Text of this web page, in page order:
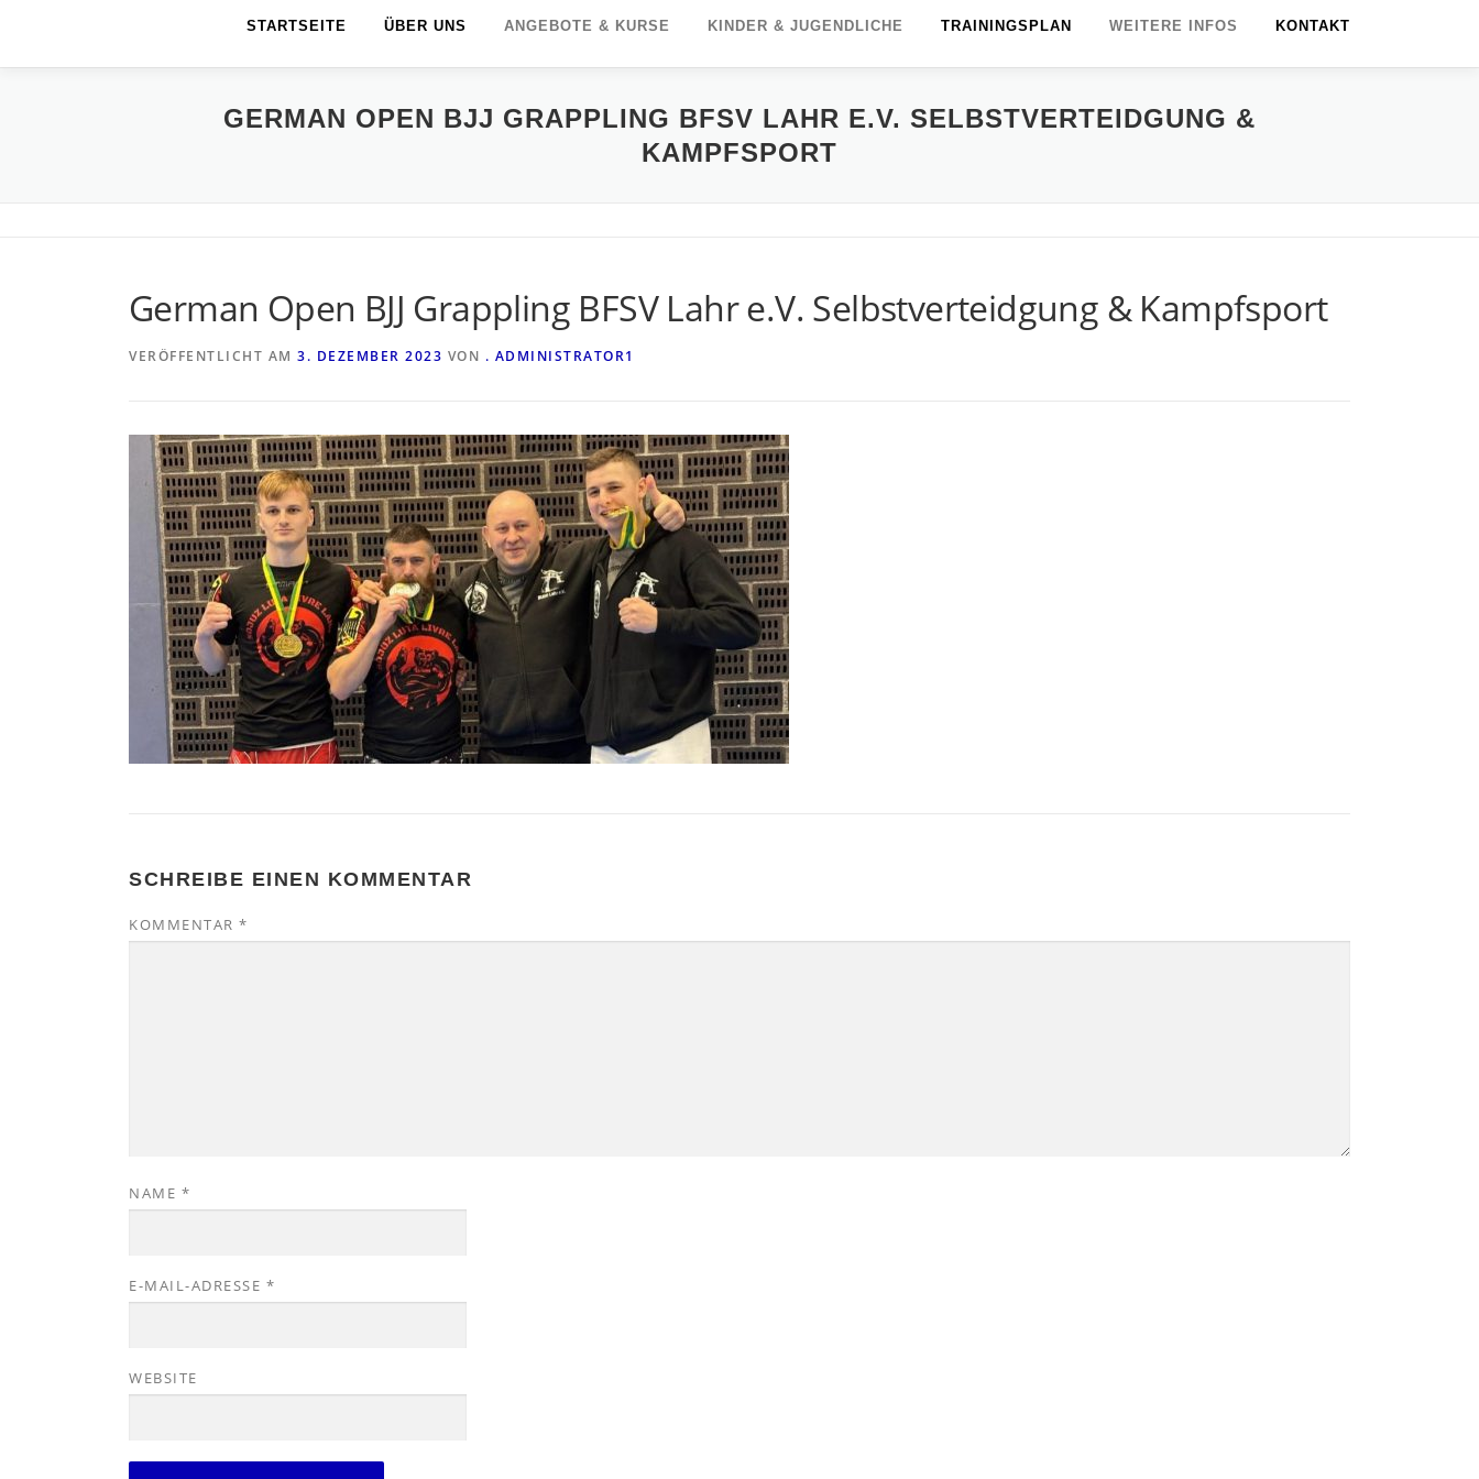
STARTSEITE ÜBER UNS ANGEBOTE & KURSE KINDER & JUGENDLICHE TRAININGSPLAN WEITERE INFOS KONTAKT
GERMAN OPEN BJJ GRAPPLING BFSV LAHR E.V. SELBSTVERTEIDGUNG &
KAMPFSPORT
German Open BJJ Grappling BFSV Lahr e.V. Selbstverteidgung & Kampfsport
VERÖFFENTLICHT AM 3. DEZEMBER 2023 VON . ADMINISTRATOR1
SCHREIBE EINEN KOMMENTAR
KOMMENTAR *
NAME *
E-MAIL-ADRESSE *
WEBSITE